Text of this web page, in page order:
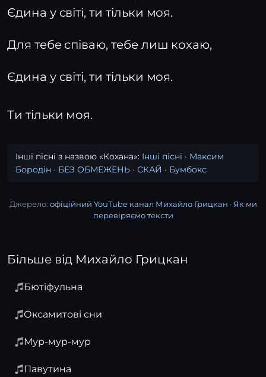
Єдина у світі, ти тільки моя.
Для тебе співаю, тебе лиш кохаю,
Єдина у світі, ти тільки моя.
Ти тільки моя.
Інші пісні з назвою «Кохана»: Інші пісні · Максим
Бородін · БЕЗ ОБМЕЖЕНЬ · СКАЙ · Бумбокс
Джерело: офіційний YouTube канал Михайло Грицкан · Як ми
перевіряємо тексти
Більше від Михайло Грицкан
Бютіфульна
Оксамитові сни
Мур-мур-мур
Павутина